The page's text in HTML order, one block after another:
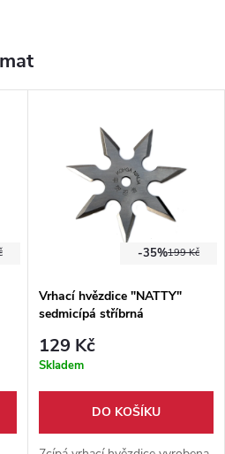
199 Kč
-35%
Vrhací hvězdice "NATTY"
sedmicípá stříbrná
129 Kč
Skladem
DO KOŠÍKU